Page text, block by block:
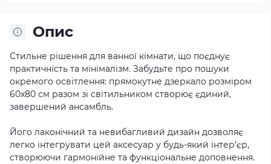
Опис
Стильне рішення для ванної кімнати, що поєднує
практичність та мінімалізм. Забудьте про пошуки
окремого освітлення: прямокутне дзеркало розміром
60x80 см разом зі світильником створює єдиний,
завершений ансамбль.
Його лаконічний та невибагливий дизайн дозволяє
легко інтегрувати цей аксесуар у будь-який інтер’єр,
створюючи гармонійне та функціональне доповнення.